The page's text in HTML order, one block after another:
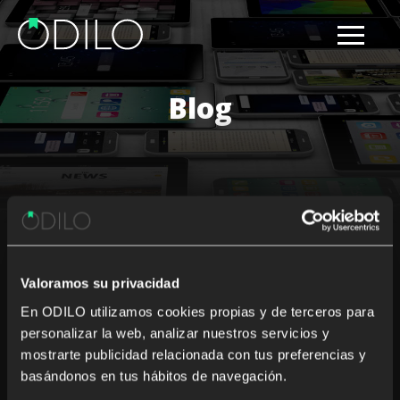
Valoramos su privacidad
En ODILO utilizamos cookies propias y de terceros para
personalizar la web, analizar nuestros servicios y
mostrarte publicidad relacionada con tus preferencias y
basándonos en tus hábitos de navegación.
Blog
Nothing Found
It seems we can’t find what you’re looking for. Perhaps
searching can help.